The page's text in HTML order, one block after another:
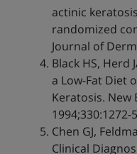
actinic
randomized
Journal of
Black HS, Herd
a Low-Fat Diet
Keratosis. New
1994;330:1272-
Chen GJ,
Clinical